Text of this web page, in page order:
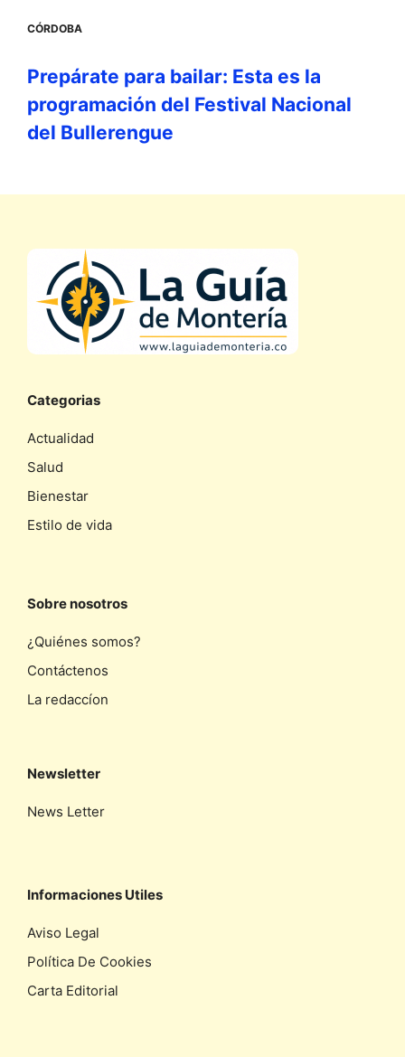
CÓRDOBA
Prepárate para bailar: Esta es la
programación del Festival Nacional
del Bullerengue
Categorias
Actualidad
Salud
Bienestar
Estilo de vida
Sobre nosotros
¿Quiénes somos?
Contáctenos
La redaccíon
Newsletter
News Letter
Informaciones Utiles
Aviso Legal
Política De Cookies
Carta Editorial